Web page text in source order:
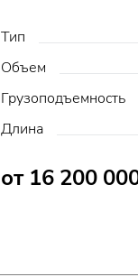
Тип
Объем
Грузоподъемность
Длина
от 16 200